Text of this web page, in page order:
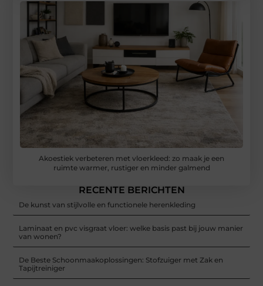
Akoestiek verbeteren met vloerkleed: zo maak je een
ruimte warmer, rustiger en minder galmend
RECENTE BERICHTEN
De kunst van stijlvolle en functionele herenkleding
Laminaat en pvc visgraat vloer: welke basis past bij jouw manier
van wonen?
De Beste Schoonmaakoplossingen: Stofzuiger met Zak en
Tapijtreiniger